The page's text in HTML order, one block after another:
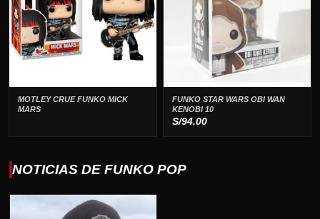
MOTLEY CRUE FUNKO MICK
MARS
FUNKO STAR WARS OBI WAN
KENOBI 10
S/94.00
NOTICIAS DE FUNKO POP